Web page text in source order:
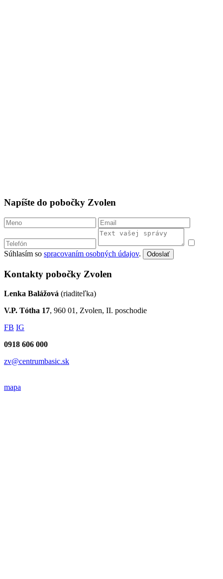
Napíšte do pobočky Zvolen
Súhlasím so spracovaním osobných údajov. Odoslať
Kontakty pobočky Zvolen
Lenka Balážová (riaditeľka)
V.P. Tótha 17, 960 01, Zvolen, II. poschodie
FB IG
0918 606 000
zv@centrumbasic.sk
mapa